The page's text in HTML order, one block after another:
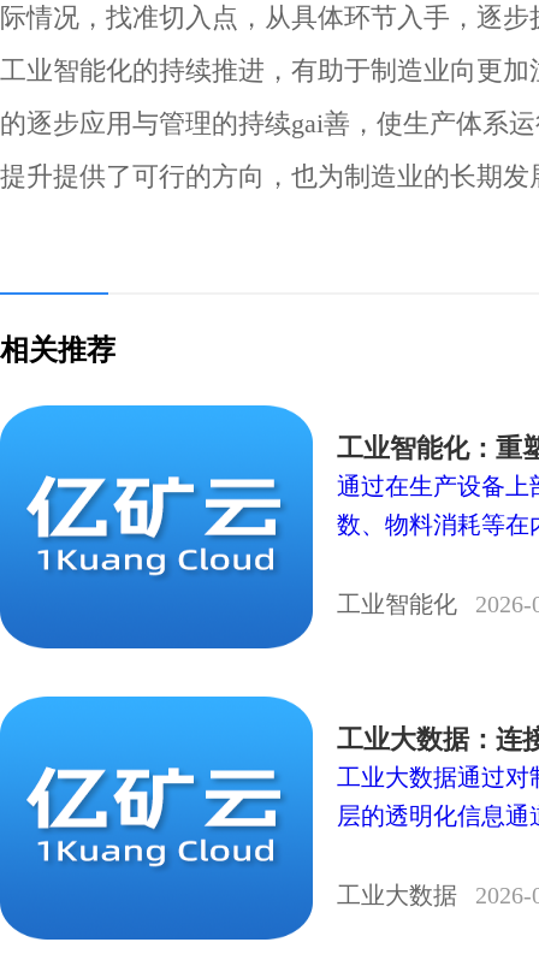
际情况，找准切入点，从具体环节入手，逐
工业智能化的持续推进，有助于制造业向更
的逐步应用与管理的持续gai善，使生产体系
提升提供了可行的方向，也为制造业的长期
相关推荐
工业智能化：重
通过在生产设备上
数、物料消耗等在
工业智能化 2026-
工业大数据：连
工业大数据通过对
层的透明化信息
工业大数据 2026-